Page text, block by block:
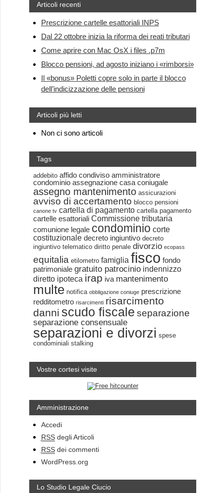
Articoli recenti
Prescrizione cartelle esattoriali INPS
Dal 22 ottobre inizia la riforma dei reati tributari
Come aprire con Mac OsX i files .p7m
Blocco pensioni, ad agosto iniziano i «rimborsi»
Il «bonus» Poletti copre solo in parte il blocco
dell’indicizzazione delle pensioni
Articoli più letti
Non ci sono articoli
Tags
addebito affido condiviso amministratore
condominio assegnazione casa coniugale
assegno mantenimento assicurazioni
avviso di accertamento blocco pensioni
canone tv cartella di pagamento cartella pagamento
cartelle esattoriali Commissione tributaria
comunione legale condominio corte
costituzionale decreto ingiuntivo decreto
ingiuntivo telematico diritto penale divorzio ecopass
equitalia etilometro famiglia fisco fondo
patrimoniale gratuito patrocinio indennizzo
diretto ipoteca irap iva mantenimento
multe notifica obbligazione coniuge prescrizione
redditometro risarcimenti risarcimento
danni scudo fiscale separazione
separazione consensuale
separazioni e divorzi spese
condominiali stalking
Vostre cortesi visite
Amministrazione
Accedi
RSSdegli Articoli
RSSdei commenti
WordPress.org
Lo Studio Legale Ciucio